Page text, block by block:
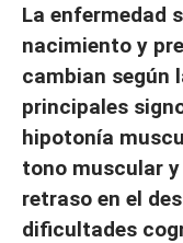
La enfermedad
nacimiento y
cambian según
principales
hipotonía
tono muscular
retraso en el
dificultades